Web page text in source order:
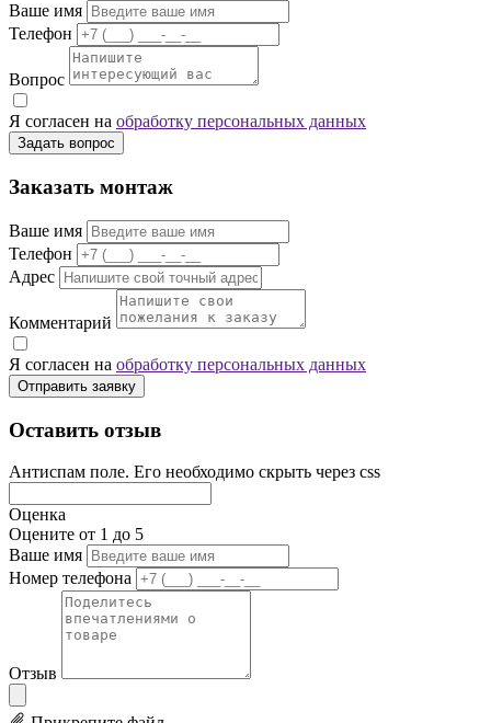
Ваше имя
Телефон
Вопрос
Я согласен на обработку персональных данных
Задать вопрос
Заказать монтаж
Ваше имя
Телефон
Адрес
Комментарий
Я согласен на обработку персональных данных
Отправить заявку
Оставить отзыв
Антиспам поле. Его необходимо скрыть через css
Оценка
Оцените от 1 до 5
Ваше имя
Номер телефона
Отзыв